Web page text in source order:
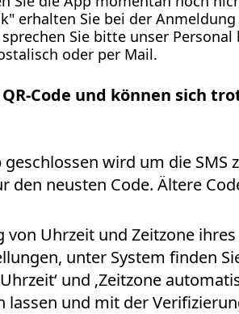
erhalten Sie bei der
Sie bitte unser
oder per Mail.
Code und können sich
wird um die SMS
neusten Code. Ältere
Uhrzeit und Zeitzone
unter System finden
und ‚Zeitzone
lassen und mit der